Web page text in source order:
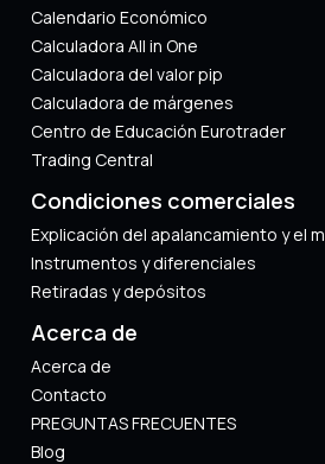
Calendario Económico
Calculadora All in One
Calculadora del valor pip
Calculadora de márgenes
Centro de Educación Eurotrader
Trading Central
Condiciones comerciales
Explicación del apalancamiento y el
Instrumentos y diferenciales
Retiradas y depósitos
Acerca de
Acerca de
Contacto
PREGUNTAS FRECUENTES
Blog